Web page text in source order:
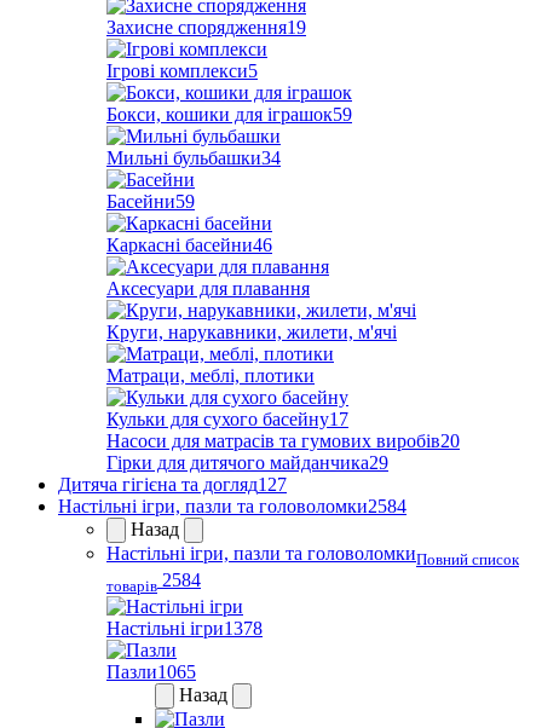
Захисне спорядження19
Ігрові комплекси5
Бокси, кошики для іграшок59
Мильні бульбашки34
Басейни59
Каркасні басейни46
Аксесуари для плавання
Круги, нарукавники, жилети, м'ячі
Матраци, меблі, плотики
Кульки для сухого басейну17
Насоси для матрасів та гумових виробів20
Гірки для дитячого майданчика29
Дитяча гігієна та догляд127
Настільні ігри, пазли та головоломки2584
Назад
Настільні ігри, пазли та головоломкиПовний список
товарів 2584
Настільні ігри1378
Пазли1065
Назад